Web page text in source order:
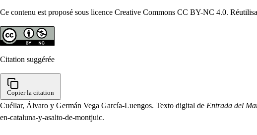
Ce contenu est proposé sous licence Creative Commons CC BY-NC 4.0.
Citation suggérée
Copier la citation
Cuéllar, Álvaro y Germán Vega García-Luengos. Texto digital de Entrada del
en-cataluna-y-asalto-de-montjuic.